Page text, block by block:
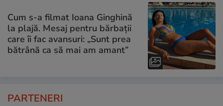
Cum s-a filmat Ioana Ginghină
la plajă. Mesaj pentru bărbații
care îi fac avansuri: „Sunt prea
bătrână ca să mai am amant”
PARTENERI